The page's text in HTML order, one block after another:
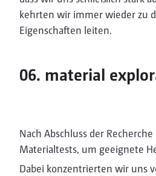
kehrten wir immer wieder zu
Eigenschaften leiten.
06. material
Nach Abschluss der
Materialtests, um geeignete
Dabei konzentrierten wir uns